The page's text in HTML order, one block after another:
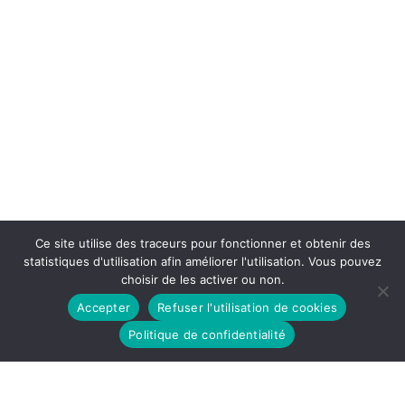
Ce site utilise des traceurs pour fonctionner et obtenir des
statistiques d'utilisation afin améliorer l'utilisation. Vous pouvez
choisir de les activer ou non.
Accepter
Refuser l'utilisation de cookies
Politique de confidentialité